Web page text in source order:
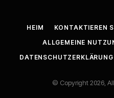
HEIM KONTAKTIEREN
ALLGEMEINE
DATENSCHUTZERKLÄRUNG
© Copyright 2026,